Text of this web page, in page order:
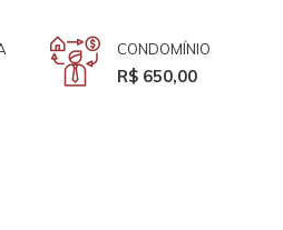
CONDOMÍNIO
R$ 650,00